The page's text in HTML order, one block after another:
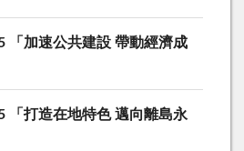
「加速公共建設 帶動經濟成
「打造在地特色 邁向離島永